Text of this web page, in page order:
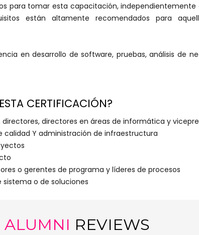
para tomar esta capacitación, independientemente
están altamente recomendados para
en desarrollo de software, pruebas, análisis de
CERTIFICACIÓN?
directores, directores en áreas de informática y
calidad Y administración de infraestructura
o gerentes de programa y líderes de procesos
o de soluciones
ALUMNI REVIEWS